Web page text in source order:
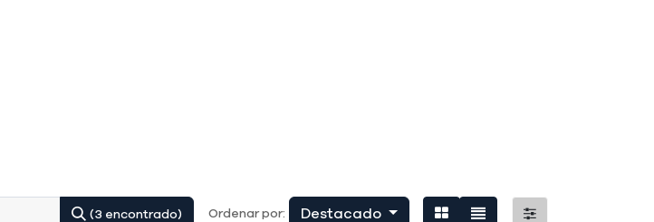
(3 encontrado) Ordenar por: Destacado